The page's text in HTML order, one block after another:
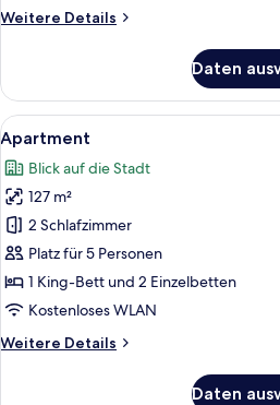
Weitere Details
Weitere
Daten
Alle
Fotos
für
Apartment
anzeigen
Ein
8
Apartment
Blick auf die Stadt
127 m²
2 Schlafzimmer
Platz für 5 Personen
1 King-Bett und 2 Einzelbetten
Kostenloses WLAN
Weitere Details
Weitere
Daten